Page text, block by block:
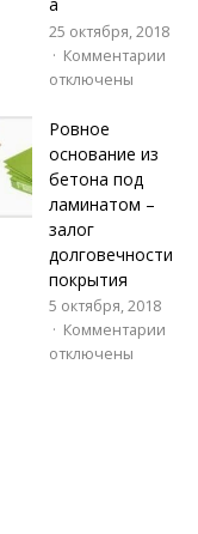
25 октября, 2018
Комментарии
отключены
Ровное
основание из
бетона под
ламинатом –
залог
долговечности
покрытия
5 октября, 2018
Комментарии
отключены